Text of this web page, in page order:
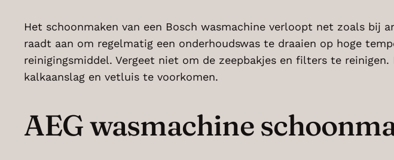
Het schoonmaken van een Bosch wasmachine verloopt net zoals bij
raadt aan om regelmatig een onderhoudswas te draaien op hoge
reinigingsmiddel. Vergeet niet om de zeepbakjes en filters te
kalkaanslag en vetluis te voorkomen.
AEG wasmachine